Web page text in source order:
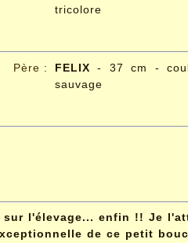
tricolore
Père : FELIX - 37 cm -
sauvage
l'élevage... enfin !! Je
de ce petit